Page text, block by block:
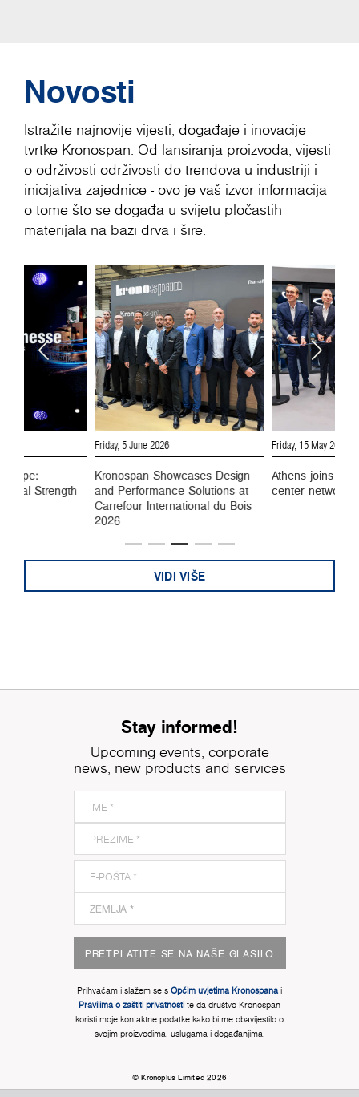
Novosti
Istražite najnovije vijesti, događaje i inovacije
tvrtke Kronospan. Od lansiranja proizvoda, vijesti
o održivosti održivosti do trendova u industriji i
inicijativa zajednice - ovo je vaš izvor informacija
o tome što se događa u svijetu pločastih
materijala na bazi drva i šire.
Strength
Friday, 5 June 2026
Kronospan Showcases Design
and Performance Solutions at
Carrefour International du Bois
2026
Friday, 15 May 2026
Athens joins
center network
VIDI VIŠE
Stay informed!
Upcoming events, corporate
news, new products and services
PRETPLATITE SE NA NAŠE GLASILO
Prihvaćam i slažem se s Općim uvjetima Kronospana i
Pravilima o zaštiti privatnosti te da društvo Kronospan
koristi moje kontaktne podatke kako bi me obavijestilo o
svojim proizvodima, uslugama i događanjima.
© Kronoplus Limited 2026